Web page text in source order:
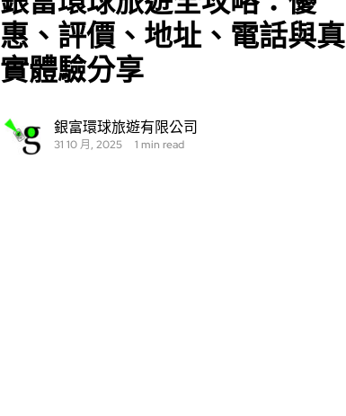
惠、評價、地址、電話與真
實體驗分享
銀富環球旅遊有限公司
31 10 月, 2025 1 min read